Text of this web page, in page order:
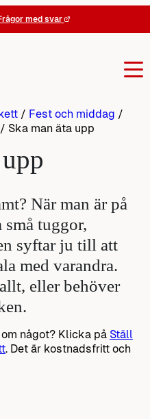
med svar
/ Fest och middag /
/ Ska man äta upp
När man är på
små tuggor,
syftar ju till att
med varandra.
eller behöver
något? Klicka på Ställ
. Det är kostnadsfritt och